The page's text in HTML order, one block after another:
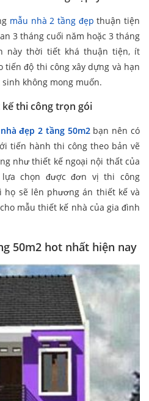
mẫu nhà 2 tầng đẹp thuận tiện
3 tháng cuối năm hoặc 3 tháng
này thời tiết khá thuận tiện, ít
tiến độ thi công xây dựng và hạn
không mong muốn.
thi công trọn gói
đẹp 2 tầng 50m2bạn nên có
tiến hành thi công theo bản vẽ
như thiết kế ngoại nội thất của
chọn được đơn vị thi công
sẽ lên phương án thiết kế và
mẫu thiết kế nhà của gia đình
50m2 hot nhất hiện nay